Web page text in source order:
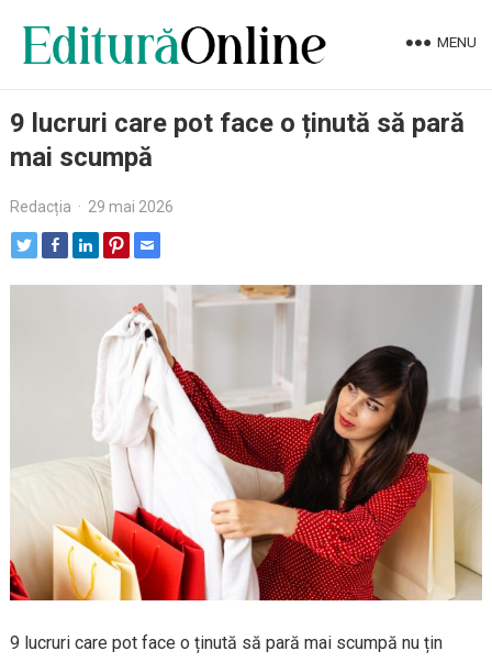
MENU
9 lucruri care pot face o ținută să pară
mai scumpă
Redacția · 29 mai 2026
9 lucruri care pot face o ținută să pară mai scumpă nu țin